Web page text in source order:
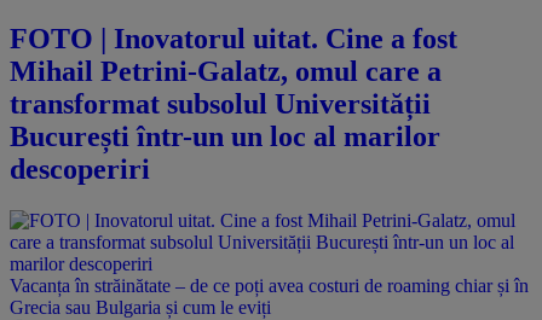
FOTO | Inovatorul uitat. Cine a fost
Mihail Petrini-Galatz, omul care a
transformat subsolul Universității
București într-un un loc al marilor
descoperiri
Vacanța în străinătate – de ce poți avea costuri de roaming chiar și în
Grecia sau Bulgaria și cum le eviți